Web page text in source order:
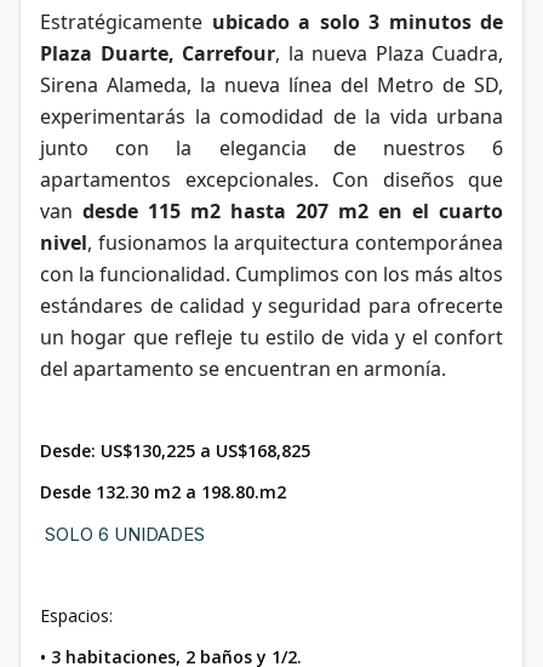
Estratégicamente ubicado a solo 3 minutos de
Plaza Duarte, Carrefour, la nueva Plaza Cuadra,
Sirena Alameda, la nueva línea del Metro de SD,
experimentarás la comodidad de la vida urbana
junto con la elegancia de nuestros 6
apartamentos excepcionales. Con diseños que
van desde 115 m2 hasta 207 m2 en el cuarto
nivel, fusionamos la arquitectura contemporánea
con la funcionalidad. Cumplimos con los más altos
estándares de calidad y seguridad para ofrecerte
un hogar que refleje tu estilo de vida y el confort
del apartamento se encuentran en armonía.
Desde: US$130,225 a US$168,825
Desde 132.30 m2 a 198.80.m2
SOLO 6 UNIDADES
Espacios:
• 3 habitaciones, 2 baños y 1/2.